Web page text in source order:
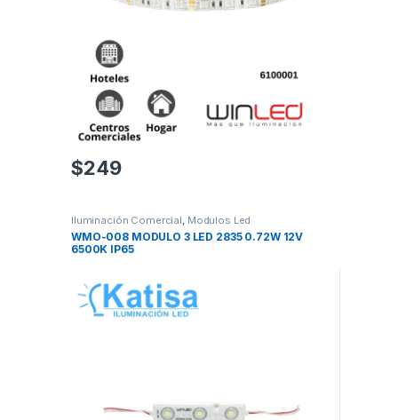
$249
Iluminación Comercial, Modulos Led
WMO-008 MODULO 3 LED 2835 0.72W 12V
6500K IP65